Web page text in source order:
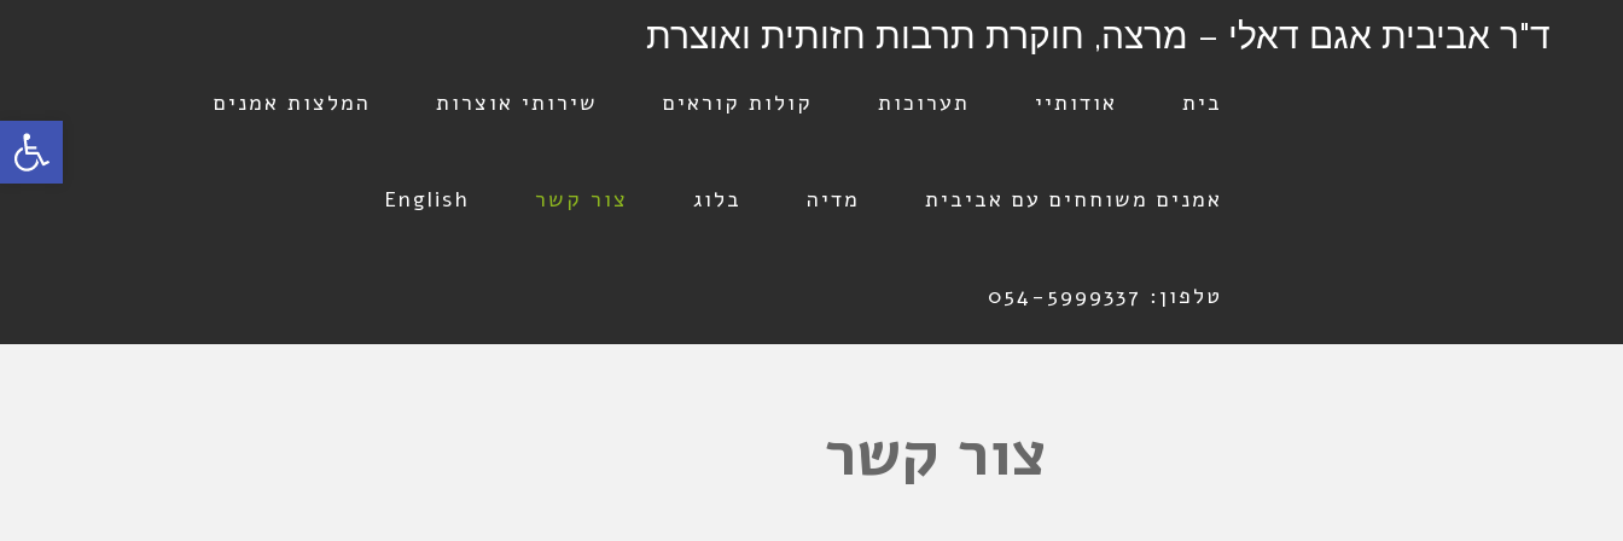
פתח
ד"ר אביבית אגם דאלי – מרצה, חוקרת תרבות חזותית ואוצרת
בית אודותיי תערוכות קולות קוראים שירותי אוצרות המלצות אמנים
אמנים משוחחים עם אביבית מדיה בלוג צור קשר English
טלפון: 054-5999337
צור קשר